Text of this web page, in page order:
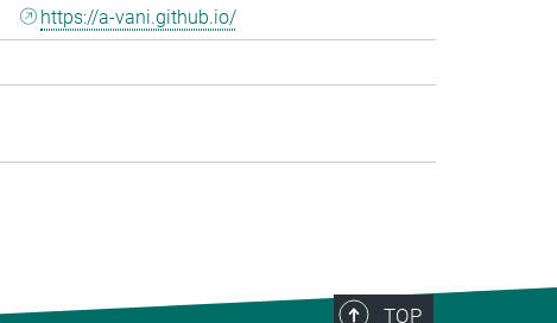
https://a-vani.github.io/
TOP